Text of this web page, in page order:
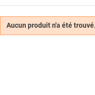
Aucun produit n'a été trouvé.